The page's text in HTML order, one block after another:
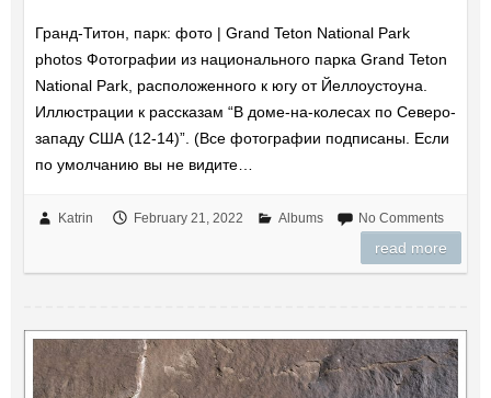
Гранд-Титон, парк: фото | Grand Teton National Park
photos Фотографии из национального парка Grand Teton
National Park, расположенного к югу от Йеллоустоуна.
Иллюстрации к рассказам “В доме-на-колесах по Северо-
западу США (12-14)”. (Все фотографии подписаны. Если
по умолчанию вы не видите…
Katrin February 21, 2022 Albums No Comments
read more